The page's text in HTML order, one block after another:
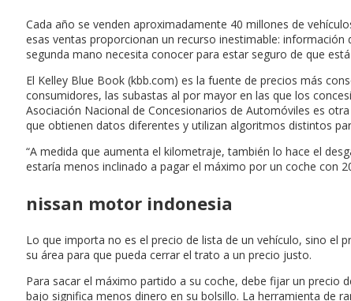
Cada año se venden aproximadamente 40 millones de
esas ventas proporcionan un recurso inestimable:
segunda mano necesita conocer para estar seguro de que
El Kelley Blue Book (kbb.com) es la fuente de precios más
consumidores, las subastas al por mayor en las que los
Asociación Nacional de Concesionarios de Automóviles es
que obtienen datos diferentes y utilizan algoritmos distintos
“A medida que aumenta el kilometraje, también lo hace el
estaría menos inclinado a pagar el máximo por un coche con
nissan motor indonesia
Lo que importa no es el precio de lista de un vehículo, sino el
su área para que pueda cerrar el trato a un precio justo.
Para sacar el máximo partido a su coche, debe fijar un precio
bajo significa menos dinero en su bolsillo. La herramienta de